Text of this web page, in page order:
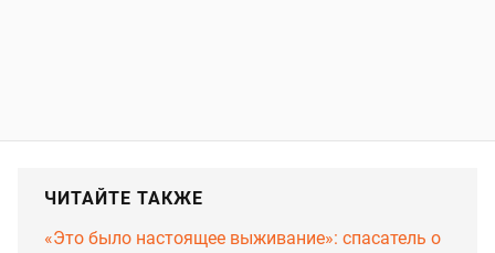
ЧИТАЙТЕ ТАКЖЕ
«Это было настоящее выживание»: спасатель о